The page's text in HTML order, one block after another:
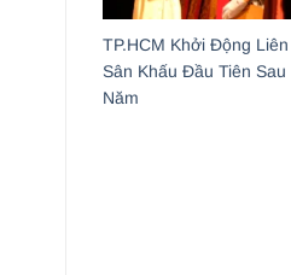
TP.HCM Khởi Động
Sân Khấu Đầu Tiên Sau
Năm